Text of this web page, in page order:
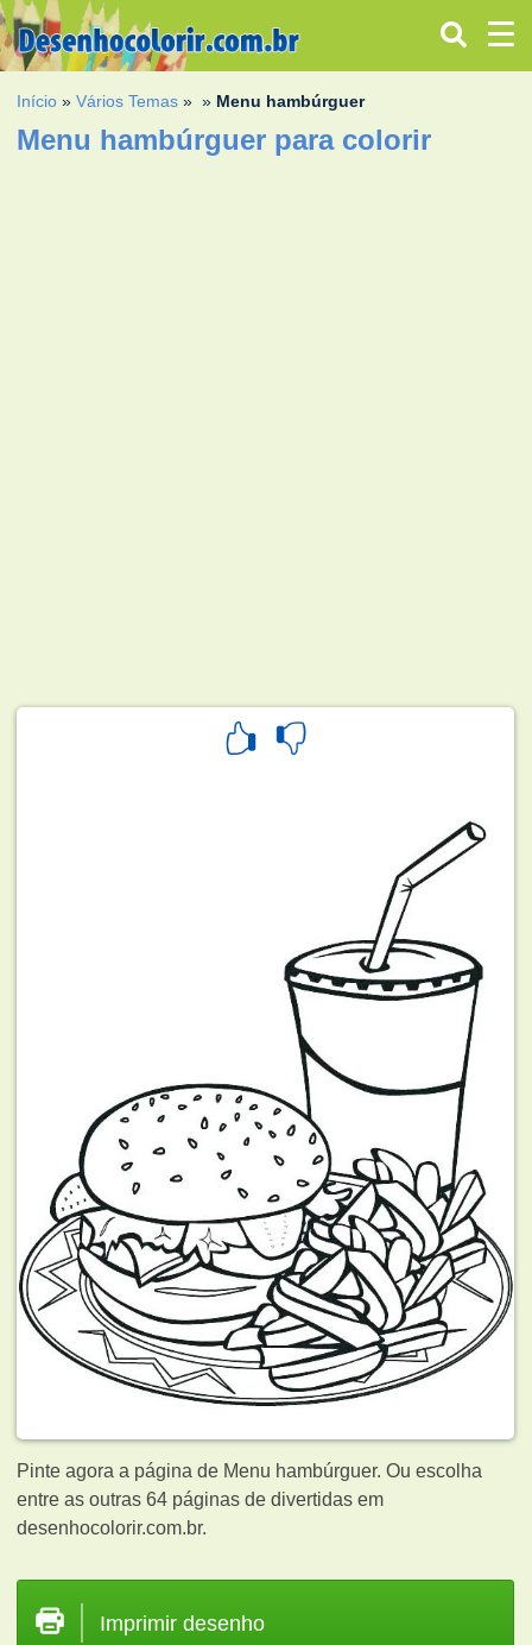
Início »Vários Temas » » Menu hambúrguer
Menu hambúrguer para colorir
Pinte agora a página de Menu hambúrguer. Ou escolha
entre as outras 64 páginas dedivertidas em
desenhocolorir.com.br.
Imprimir desenho